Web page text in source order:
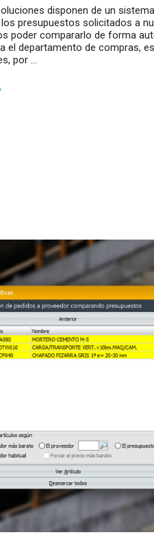
disponen de un
presupuestos solicitados a
poder compararlo de forma
el departamento de compras,
por …